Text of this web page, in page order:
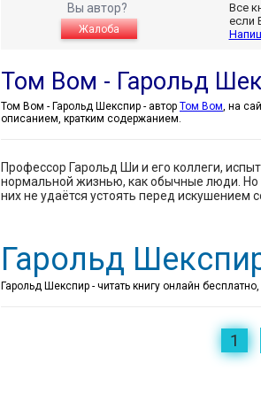
Вы автор?
Жалоба
Все
если
Том Вом - Гарольд
Том Вом - Гарольд Шекспир - автор Том Вом, на
описанием, кратким содержанием.
Профессор Гарольд Ши и его коллеги,
нормальной жизнью, как обычные люди. Но
них не удаётся устоять перед искушением
Гарольд
Гарольд Шекспир - читать книгу онлайн бесплатно,
1